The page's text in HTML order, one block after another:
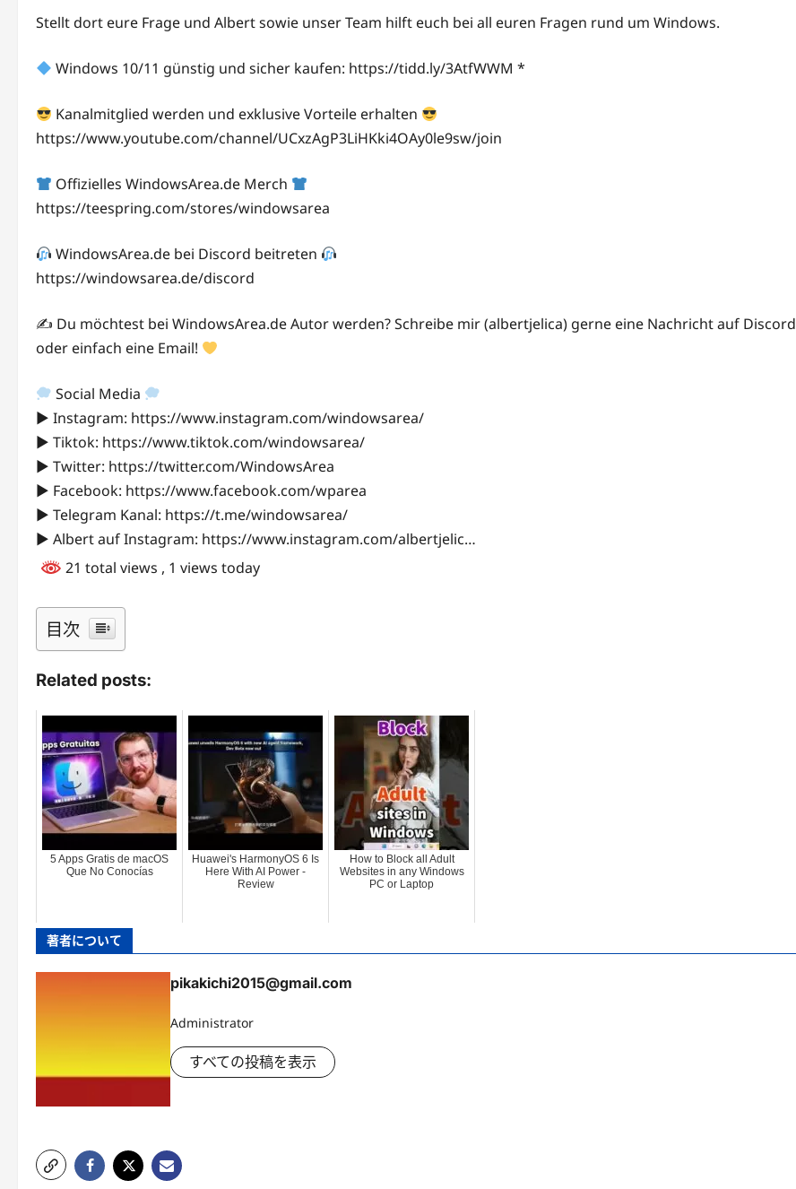
Stellt dort eure Frage und Albert sowie unser Team hilft euch bei all euren Fragen rund um Windows.
Windows 10/11 günstig und sicher kaufen: https://tidd.ly/3AtfWWM *
Kanalmitglied werden und exklusive Vorteile erhalten
https://www.youtube.com/channel/UCxzAgP3LiHKki4OAy0le9sw/join
Offizielles WindowsArea.de Merch
https://teespring.com/stores/windowsarea
WindowsArea.de bei Discord beitreten
https://windowsarea.de/discord
✍ Du möchtest bei WindowsArea.de Autor werden? Schreibe mir (albertjelica) gerne eine Nachricht auf Discord
oder einfach eine Email!
Social Media
► Instagram: https://www.instagram.com/windowsarea/
► Tiktok: https://www.tiktok.com/windowsarea/
► Twitter: https://twitter.com/WindowsArea
► Facebook: https://www.facebook.com/wparea
► Telegram Kanal: https://t.me/windowsarea/
► Albert auf Instagram: https://www.instagram.com/albertjelic…
21 total views , 1 views today
目次
Related posts:
5 Apps Gratis de macOS
Que No Conocías
Huawei's HarmonyOS 6 Is
Here With AI Power -
Review
How to Block all Adult
Websites in any Windows
PC or Laptop
著者について
pikakichi2015@gmail.com
Administrator
すべての投稿を表示